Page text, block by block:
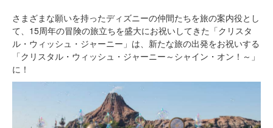
さまざまな願いを持ったディズニーの仲間たちを旅の案内役とし
て、15周年の冒険の旅立ちを盛大にお祝いしてきた「クリスタ
ル・ウィッシュ・ジャーニー」は、新たな旅の出発をお祝いする
「クリスタル・ウィッシュ・ジャーニー～シャイン・オン！～」
に！